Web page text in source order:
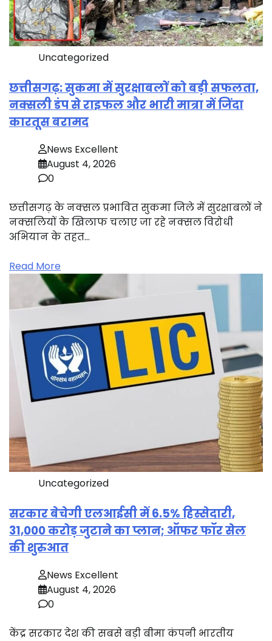
Uncategorized
छत्तीसगढ़: सुकमा में सुरक्षाबलों को बड़ी सफलता,
नक्सली डंप से राइफल और भारी मात्रा में जिंदा
कारतूस बरामद
News Excellent
August 4, 2026
0
छत्तीसगढ़ के नक्सल प्रभावित सुकमा जिले में सुरक्षाबलों ने
नक्सलियों के खिलाफ चलाए जा रहे नक्सल विरोधी
अभियान के तहत…
Read More
Uncategorized
सरकार बेचेगी एलआईसी में 6.5% हिस्सेदारी,
31,000 करोड़ जुटाने का प्लान; ऑफर फॉर सेल
की शुरुआत
News Excellent
August 4, 2026
0
केंद्र सरकार देश की सबसे बड़ी बीमा कंपनी भारतीय